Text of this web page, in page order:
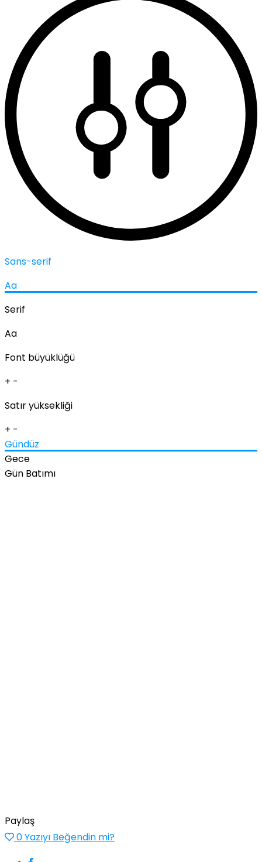
Sans-serif
Aa
Serif
Aa
Font büyüklüğü
+ -
Satır yüksekliği
+ -
Gündüz
Gece
Gün Batımı
Paylaş
0Yazıyı Beğendin mi?